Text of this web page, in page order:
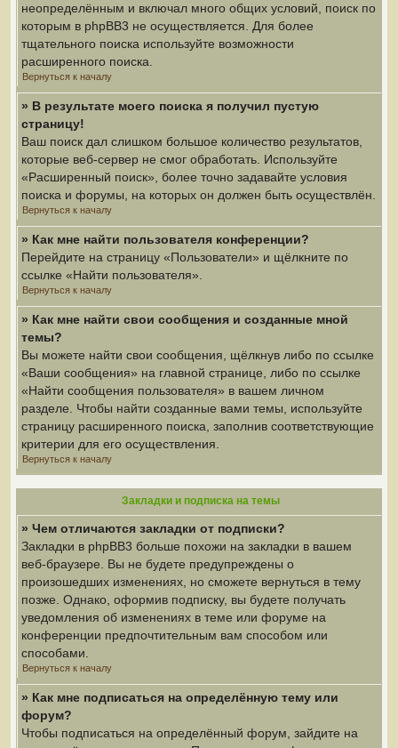
неопределённым и включал много общих условий, поиск по
которым в phpBB3 не осуществляется. Для более
тщательного поиска используйте возможности
расширенного поиска.
Вернуться к началу
» В результате моего поиска я получил пустую
страницу!
Ваш поиск дал слишком большое количество результатов,
которые веб-сервер не смог обработать. Используйте
«Расширенный поиск», более точно задавайте условия
поиска и форумы, на которых он должен быть осуществлён.
Вернуться к началу
» Как мне найти пользователя конференции?
Перейдите на страницу «Пользователи» и щёлкните по
ссылке «Найти пользователя».
Вернуться к началу
» Как мне найти свои сообщения и созданные мной
темы?
Вы можете найти свои сообщения, щёлкнув либо по ссылке
«Ваши сообщения» на главной странице, либо по ссылке
«Найти сообщения пользователя» в вашем личном
разделе. Чтобы найти созданные вами темы, используйте
страницу расширенного поиска, заполнив соответствующие
критерии для его осуществления.
Вернуться к началу
Закладки и подписка на темы
» Чем отличаются закладки от подписки?
Закладки в phpBB3 больше похожи на закладки в вашем
веб-браузере. Вы не будете предупреждены о
произошедших изменениях, но сможете вернуться в тему
позже. Однако, оформив подписку, вы будете получать
уведомления об изменениях в теме или форуме на
конференции предпочтительным вам способом или
способами.
Вернуться к началу
» Как мне подписаться на определённую тему или
форум?
Чтобы подписаться на определённый форум, зайдите на